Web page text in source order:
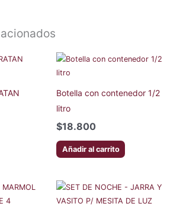
Botella con contenedor 1/2
litro
$18.800
Añadir al carrito